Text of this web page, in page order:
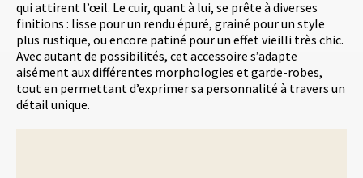
qui attirent l’œil. Le cuir, quant à lui, se prête à diverses
finitions : lisse pour un rendu épuré, grainé pour un style
plus rustique, ou encore patiné pour un effet vieilli très chic.
Avec autant de possibilités, cet accessoire s’adapte
aisément aux différentes morphologies et garde-robes,
tout en permettant d’exprimer sa personnalité à travers un
détail unique.